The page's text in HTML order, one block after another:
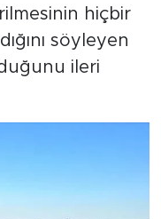
hiçbir
söyleyen
ileri